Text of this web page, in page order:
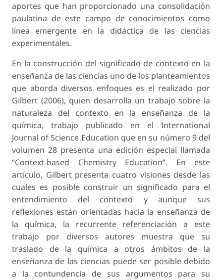
aportes que han proporcionado una consolidación
paulatina de este campo de conocimientos como
línea emergente en la didáctica de las ciencias
experimentales.
En la construcción del significado de contexto en la
enseñanza de las ciencias uno de los planteamientos
que aborda diversos enfoques es el realizado por
Gilbert (2006), quien desarrolla un trabajo sobre la
naturaleza del contexto en la enseñanza de la
química, trabajo publicado en el International
Journal of Science Education que en su número 9 del
volumen 28 presenta una edición especial llamada
“Context-based Chemistry Education”. En este
artículo, Gilbert presenta cuatro visiones desde las
cuales es posible construir un significado para el
entendimiento del contexto y aunque sus
reflexiones están orientadas hacia la enseñanza de
la química, la recurrente referenciación a este
trabajo por diversos autores muestra que su
traslado de la química a otros ámbitos de la
enseñanza de las ciencias puede ser posible debido
a la contundencia de sus argumentos para su